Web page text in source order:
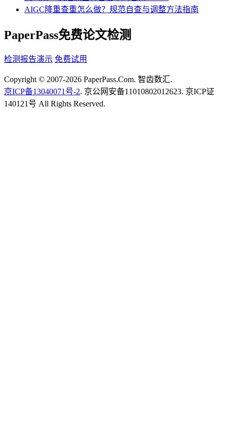
AIGC降重查重怎么做？规范自查与调整方法指南
PaperPass免费论文检测
检测报告演示 免费试用
Copyright © 2007-2026 PaperPass.Com. 智齿数汇.
京ICP备13040071号-2. 京公网安备11010802012623. 京ICP证
140121号 All Rights Reserved.